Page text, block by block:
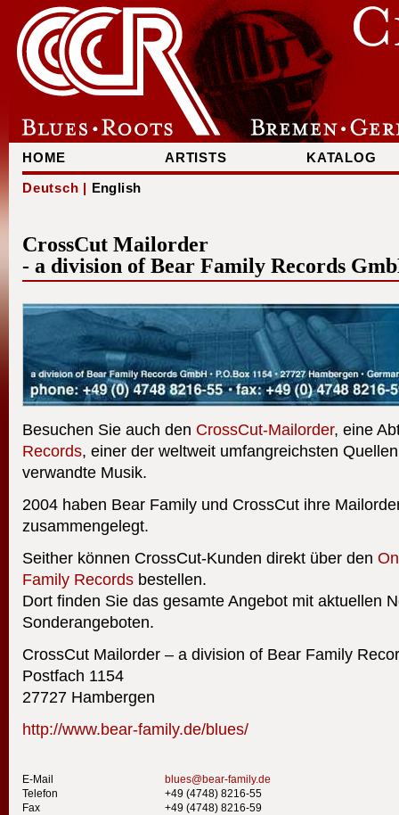
HOME ARTISTS
KATALOG
Deutsch | English
CrossCut Mailorder
- a division of Bear Family Records
Besuchen Sie auch den CrossCut-Mailorder, eine
Records, einer der weltweit umfangreichsten
verwandte Musik.
2004 haben Bear Family und CrossCut ihre
zusammengelegt.
Seither können CrossCut-Kunden direkt über den
Family Records bestellen.
Dort finden Sie das gesamte Angebot mit aktuellen
Sonderangeboten.
CrossCut Mailorder – a division of Bear Family
Postfach 1154
27727 Hambergen
http://www.bear-family.de/blues/
E-Mail
blues@bear-family.de
Telefon
+49 (4748) 8216-55
Fax
+49 (4748) 8216-59